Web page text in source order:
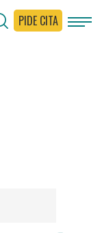
PIDE CITA